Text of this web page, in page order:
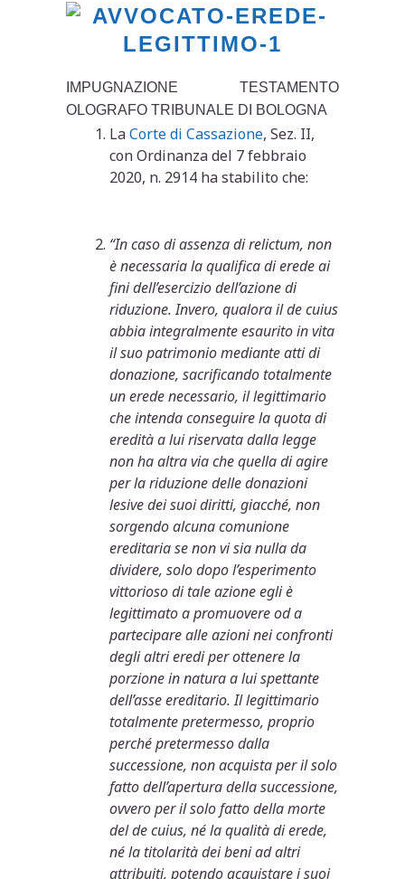
IMPUGNAZIONE TESTAMENTO
OLOGRAFO TRIBUNALE DI BOLOGNA
LaCorte di Cassazione, Sez. II,
con Ordinanza del 7 febbraio
2020, n. 2914 ha stabilito che:
“In caso di assenza di relictum, non
è necessaria la qualifica di erede ai
fini dell’esercizio dell’azione di
riduzione. Invero, qualora il de cuius
abbia integralmente esaurito in vita
il suo patrimonio mediante atti di
donazione, sacrificando totalmente
un erede necessario, il legittimario
che intenda conseguire la quota di
eredità a lui riservata dalla legge
non ha altra via che quella di agire
per la riduzione delle donazioni
lesive dei suoi diritti, giacché, non
sorgendo alcuna comunione
ereditaria se non vi sia nulla da
dividere, solo dopo l’esperimento
vittorioso di tale azione egli è
legittimato a promuovere od a
partecipare alle azioni nei confronti
degli altri eredi per ottenere la
porzione in natura a lui spettante
dell’asse ereditario. Il legittimario
totalmente pretermesso, proprio
perché pretermesso dalla
successione, non acquista per il solo
fatto dell’apertura della successione,
ovvero per il solo fatto della morte
del de cuius, né la qualità di erede,
né la titolarità dei beni ad altri
attribuiti, potendo acquistare i suoi